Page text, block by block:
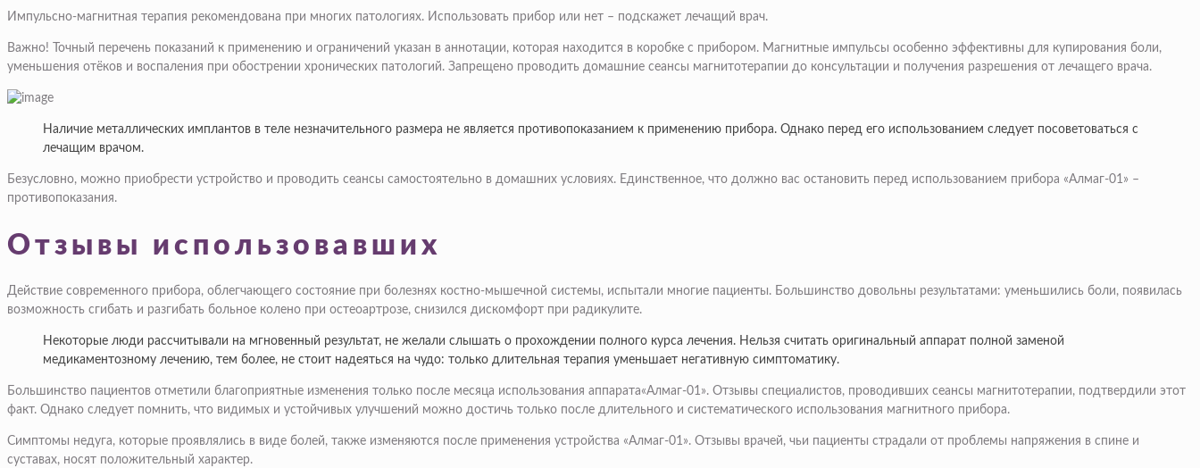
Импульсно-магнитная терапия рекомендована при многих патологиях. Использовать прибор или нет – подскажет лечащий врач.
Важно! Точный перечень показаний к применению и ограничений указан в аннотации, которая находится в коробке с прибором. Магнитные импульсы особенно эффективны для купирования боли,
уменьшения отёков и воспаления при обострении хронических патологий. Запрещено проводить домашние сеансы магнитотерапии до консультации и получения разрешения от лечащего врача.
Наличие металлических имплантов в теле незначительного размера не является противопоказанием к применению прибора. Однако перед его использованием следует посоветоваться с
лечащим врачом.
Безусловно, можно приобрести устройство и проводить сеансы самостоятельно в домашних условиях. Единственное, что должно вас остановить перед использованием прибора «Алмаг-01» –
противопоказания.
Отзывы использовавших
Действие современного прибора, облегчающего состояние при болезнях костно-мышечной системы, испытали многие пациенты. Большинство довольны результатами: уменьшились боли, появилась
возможность сгибать и разгибать больное колено при остеоартрозе, снизился дискомфорт при радикулите.
Некоторые люди рассчитывали на мгновенный результат, не желали слышать о прохождении полного курса лечения. Нельзя считать оригинальный аппарат полной заменой
медикаментозному лечению, тем более, не стоит надеяться на чудо: только длительная терапия уменьшает негативную симптоматику.
Большинство пациентов отметили благоприятные изменения только после месяца использования аппарата«Алмаг-01». Отзывы специалистов, проводивших сеансы магнитотерапии, подтвердили этот
факт. Однако следует помнить, что видимых и устойчивых улучшений можно достичь только после длительного и систематического использования магнитного прибора.
Симптомы недуга, которые проявлялись в виде болей, также изменяются после применения устройства «Алмаг-01». Отзывы врачей, чьи пациенты страдали от проблемы напряжения в спине и
суставах, носят положительный характер.